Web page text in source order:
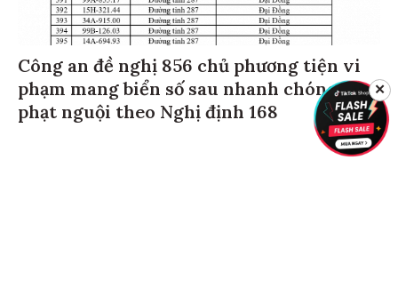
Công an đề nghị 856 chủ phương tiện vi
phạm mang biển số sau nhanh chóng nộp
phạt nguội theo Nghị định 168
✕